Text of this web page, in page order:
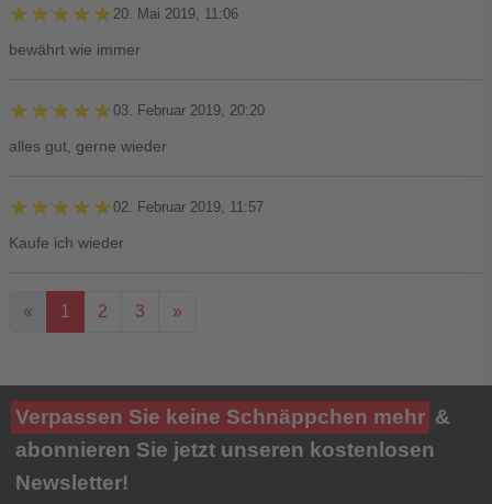
★★★★★
★★★★★ 20. Mai 2019, 11:06
bewährt wie immer
★★★★★
★★★★★03. Februar 2019, 20:20
alles gut, gerne wieder
★★★★★
★★★★★02. Februar 2019, 11:57
Kaufe ich wieder
« 1 2 3 »
Ihre Bewertung**
★★★★★
Titel**
Verpassen Sie keine Schnäppchen mehr &
abonnieren Sie jetzt unseren kostenlosen
Newsletter!